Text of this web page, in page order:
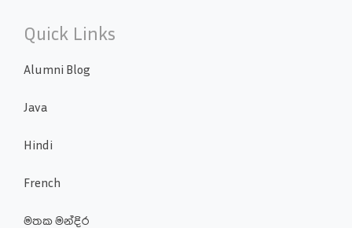
Quick Links
Alumni Blog
Java
Hindi
French
මතක මන්දිර